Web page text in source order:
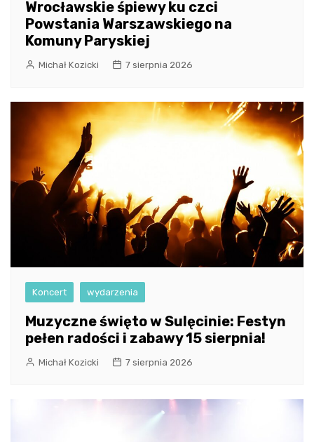
Wrocławskie śpiewy ku czci
Powstania Warszawskiego na
Komuny Paryskiej
Michał Kozicki 7 sierpnia 2026
Koncert wydarzenia
Muzyczne święto w Sulęcinie: Festyn
pełen radości i zabawy 15 sierpnia!
Michał Kozicki 7 sierpnia 2026